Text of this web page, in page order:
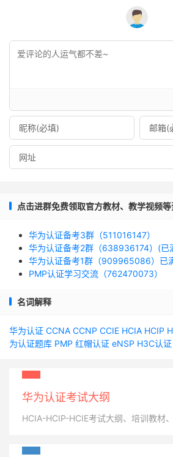
点击进群免费领取官方教材、教学视频
华为认证备考3群（511016147）
华为认证备考2群（638936174）(已
华为认证备考1群（909965086）已
PMP认证学习交流（762470073）
名词解释
华为认证 CCNA CCNP CCIE HCIA HCIP
为认证题库 PMP 红帽认证 eNSP H3C认证
华为认证考试大纲
HCIA-HCIP-HCIE考试大纲、培训教材